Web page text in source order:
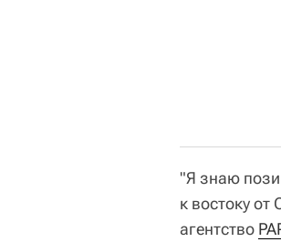
"Я знаю
к востоку
агентство